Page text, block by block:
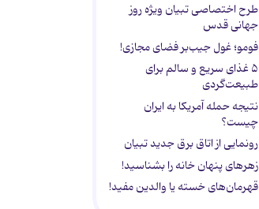
طرح اختصاصی تبیان ویژه روز
جهانی قدس
فومو؛ غول جیب‌بر فضای مجازی!
۵ غذای سریع و سالم برای
طبیعت‌گردی
نتیجه حمله آمریکا به ایران
چیست؟
رونمایی از اتاق برق جدید تبیان
زهرهای پنهان خانه را بشناسید!
قهرمان‌های خسته یا والدین مفید!